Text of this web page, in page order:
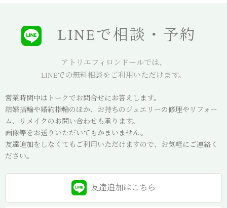
LINEで相談・予約
アトリエフィロンドールでは、
LINEでの無料相談をご利用いただけます。
営業時間中はトークでお問合せにお答えします。
結婚指輪や婚約指輪のほか、お持ちのジュエリーの修理やリフォー
ム、リメイクのお問い合わせも承ります。
画像等をお送りいただいてもかまいません。
友達追加をしなくてもご利用いただけますので、お気軽にご連絡く
ださい。
友達追加はこちら